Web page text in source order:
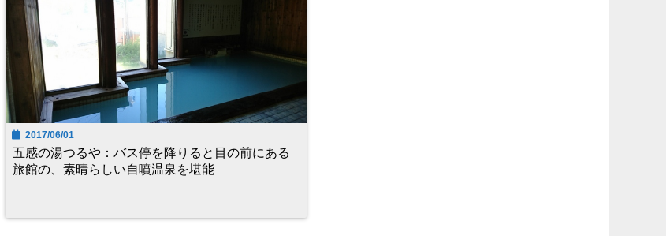
2017/06/01
五感の湯つるや：バス停を降りると目の前にある
旅館の、素晴らしい自噴温泉を堪能